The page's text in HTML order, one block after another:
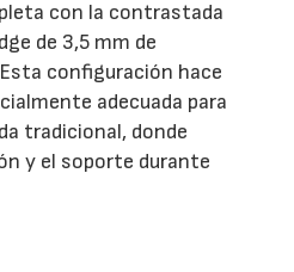
con la contrastada
de 3,5 mm de
configuración hace
adecuada para
tradicional, donde
y el soporte durante